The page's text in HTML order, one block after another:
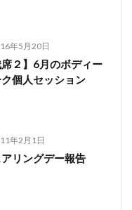
年5月20日
席２】6月のボディー
ク個人セッション
年2月1日
リングデー報告